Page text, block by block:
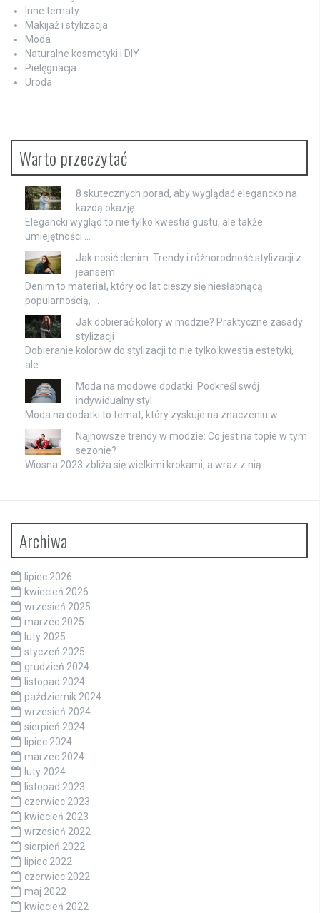
Inne tematy
Makijaż i stylizacja
Moda
Naturalne kosmetyki i DIY
Pielęgnacja
Uroda
Warto przeczytać
8 skutecznych porad, aby wyglądać elegancko na
każdą okazję
Elegancki wygląd to nie tylko kwestia gustu, ale także
umiejętności …
Jak nosić denim: Trendy i różnorodność stylizacji z
jeansem
Denim to materiał, który od lat cieszy się niesłabnącą
popularnością, …
Jak dobierać kolory w modzie? Praktyczne zasady
stylizacji
Dobieranie kolorów do stylizacji to nie tylko kwestia estetyki,
ale …
Moda na modowe dodatki: Podkreśl swój
indywidualny styl
Moda na dodatki to temat, który zyskuje na znaczeniu w …
Najnowsze trendy w modzie: Co jest na topie w tym
sezonie?
Wiosna 2023 zbliża się wielkimi krokami, a wraz z nią …
Archiwa
lipiec 2026
kwiecień 2026
wrzesień 2025
marzec 2025
luty 2025
styczeń 2025
grudzień 2024
listopad 2024
październik 2024
wrzesień 2024
sierpień 2024
lipiec 2024
marzec 2024
luty 2024
listopad 2023
czerwiec 2023
kwiecień 2023
wrzesień 2022
sierpień 2022
lipiec 2022
czerwiec 2022
maj 2022
kwiecień 2022